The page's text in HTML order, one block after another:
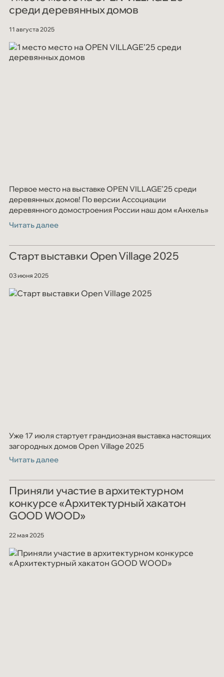
среди деревянных домов
11 августа 2025
Первое место на выставке OPEN VILLAGE’25 среди
деревянных домов! По версии Ассоциации
деревянного домостроения России наш дом «Анхель»
признан лидером в сегменте деревянного
домостроения.
Читать далее
Старт выставки Open Village 2025
03 июня 2025
Уже 17 июля стартует грандиозная выставка настоящих
загородных домов Open Village 2025
Читать далее
Приняли участие в архитектурном
конкурсе «Архитектурный хакатон
GOOD WOOD»
22 мая 2025